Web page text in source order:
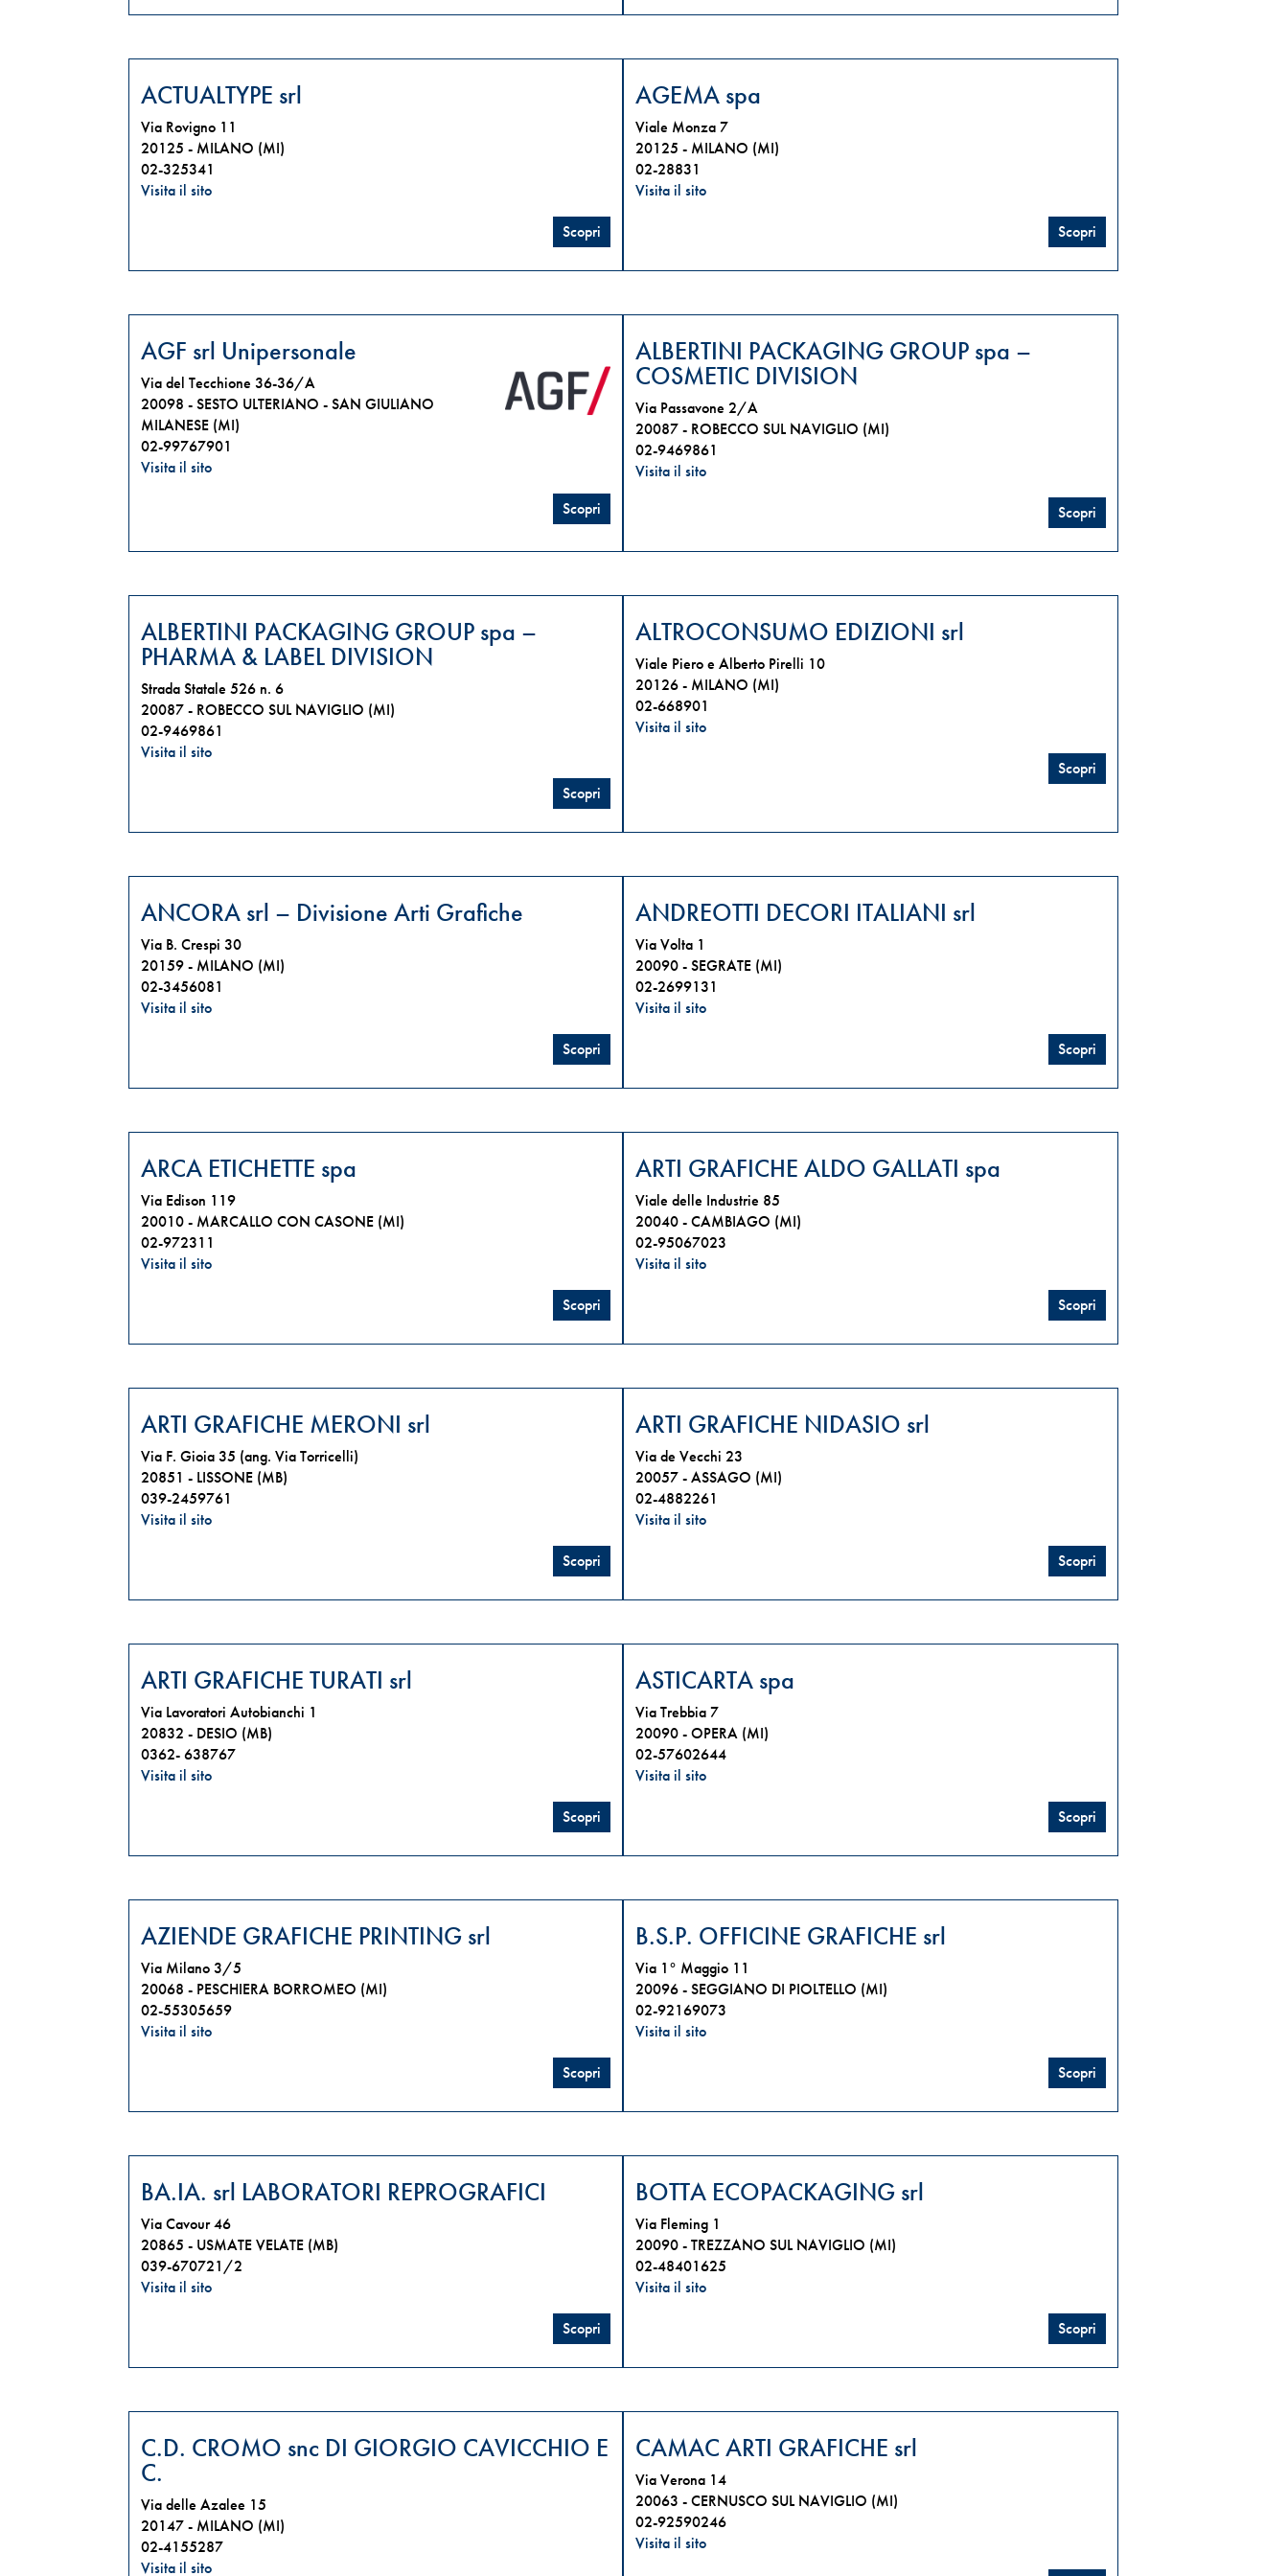
ACTUALTYPE srl
Via Rovigno 11
20125 - MILANO (MI)
02-325341
Visita il sito
Scopri
AGEMA spa
Viale Monza 7
20125 - MILANO (MI)
02-28831
Visita il sito
Scopri
AGF srl Unipersonale
Via del Tecchione 36-36/A
20098 -SESTO ULTERIANO - SAN GIULIANO
MILANESE (MI)
02-99767901
Visita il sito
Scopri
ALBERTINI PACKAGING GROUP spa –
COSMETIC DIVISION
Via Passavone 2/A
20087 - ROBECCO SUL NAVIGLIO (MI)
02-9469861
Visita il sito
Scopri
ALBERTINI PACKAGING GROUP spa –
PHARMA & LABEL DIVISION
Strada Statale 526 n. 6
20087 - ROBECCO SUL NAVIGLIO (MI)
02-9469861
Visita il sito
Scopri
ALTROCONSUMO EDIZIONI srl
Viale Piero e Alberto Pirelli 10
20126 - MILANO (MI)
02-668901
Visita il sito
Scopri
ANCORA srl – Divisione Arti Grafiche
Via B. Crespi 30
20159 - MILANO (MI)
02-3456081
Visita il sito
Scopri
ANDREOTTI DECORI ITALIANI srl
Via Volta 1
20090 -SEGRATE (MI)
02-2699131
Visita il sito
Scopri
ARCA ETICHETTE spa
Via Edison 119
20010 - MARCALLO CON CASONE (MI)
02-972311
Visita il sito
Scopri
ARTI GRAFICHE ALDO GALLATI spa
Viale delle Industrie 85
20040 -CAMBIAGO (MI)
02-95067023
Visita il sito
Scopri
ARTI GRAFICHE MERONI srl
Via F. Gioia 35 (ang. Via Torricelli)
20851 - LISSONE (MB)
039-2459761
Visita il sito
Scopri
ARTI GRAFICHE NIDASIO srl
Via de Vecchi 23
20057 -ASSAGO (MI)
02-4882261
Visita il sito
Scopri
ARTI GRAFICHE TURATI srl
Via Lavoratori Autobianchi 1
20832 - DESIO (MB)
0362- 638767
Visita il sito
Scopri
ASTICARTA spa
Via Trebbia 7
20090 -OPERA (MI)
02-57602644
Visita il sito
Scopri
AZIENDE GRAFICHE PRINTING srl
Via Milano 3/5
20068 - PESCHIERA BORROMEO (MI)
02-55305659
Visita il sito
Scopri
B.S.P. OFFICINE GRAFICHE srl
Via 1° Maggio 11
20096 -SEGGIANO DI PIOLTELLO (MI)
02-92169073
Visita il sito
Scopri
BA.IA. srl LABORATORI REPROGRAFICI
Via Cavour 46
20865 - USMATE VELATE (MB)
039-670721/2
Visita il sito
Scopri
BOTTA ECOPACKAGING srl
Via Fleming 1
20090 -TREZZANO SUL NAVIGLIO (MI)
02-48401625
Visita il sito
Scopri
C.D. CROMO snc DI GIORGIO CAVICCHIO E
C.
Via delle Azalee 15
20147 - MILANO (MI)
02-4155287
Visita il sito
CAMAC ARTI GRAFICHE srl
Via Verona 14
20063 -CERNUSCO SUL NAVIGLIO (MI)
02-92590246
Visita il sito